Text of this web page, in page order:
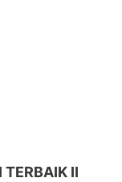
TERBAIK II